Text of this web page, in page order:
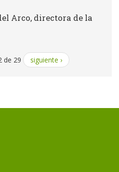
Arco, directora de la
de 29 siguiente ›